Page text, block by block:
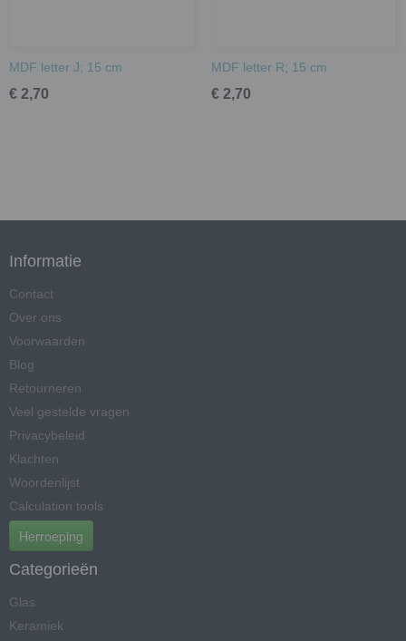
MDF letter J; 15 cm
€ 2,70
MDF letter R; 15 cm
€ 2,70
Informatie
Contact
Over ons
Voorwaarden
Blog
Retourneren
Veel gestelde vragen
Privacybeleid
Klachten
Woordenlijst
Calculation tools
Herroeping
Categorieën
Glas
Keramiek